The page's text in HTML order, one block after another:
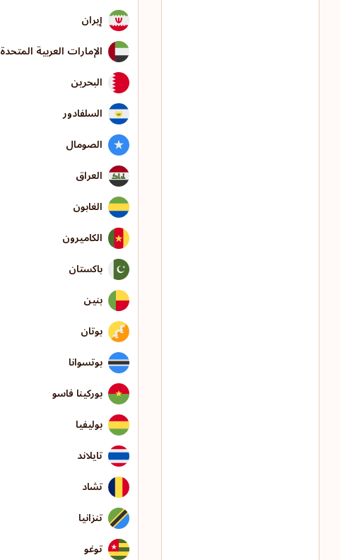
إيران
الإمارات العربية المتحدة
البحرين
السلفادور
الصومال
العراق
الغابون
الكاميرون
باكستان
بنين
بوتان
بوتسوانا
بوركينا فاسو
بوليفيا
تايلاند
تشاد
تنزانيا
توغو